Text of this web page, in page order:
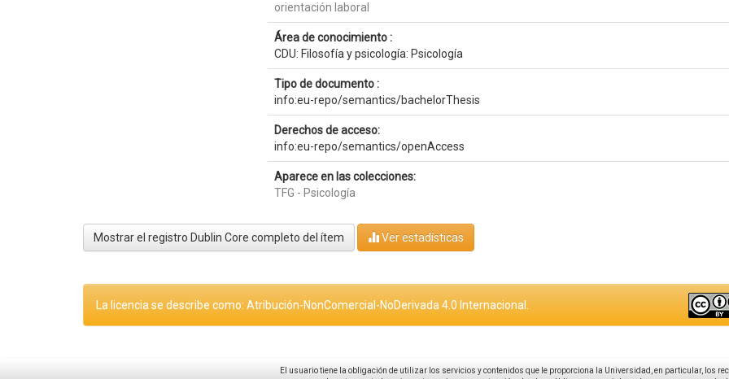
orientación laboral
Área de conocimiento :
CDU: Filosofía y psicología: Psicología
Tipo de documento :
info:eu-repo/semantics/bachelorThesis
Derechos de acceso:
info:eu-repo/semantics/openAccess
Aparece en las colecciones:
TFG - Psicología
Mostrar el registro Dublin Core completo del ítem Ver estadísticas
La licencia se describe como: Atribución-NonComercial-NoDerivada 4.0 Internacional.
El usuario tiene la obligación de utilizar los servicios y contenidos que le proporciona la Universidad, en particular, los